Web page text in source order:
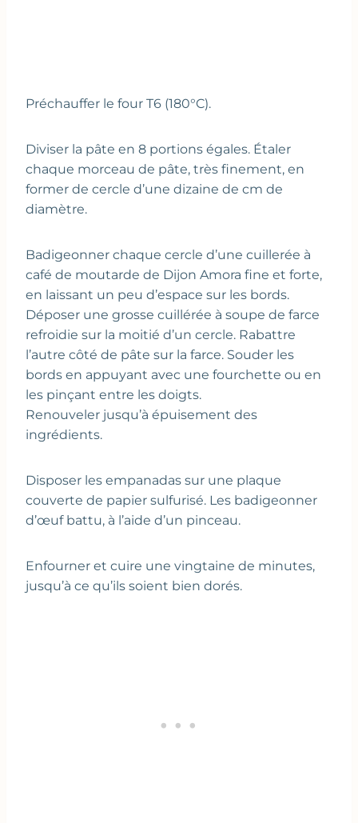
Préchauffer le four T6 (180°C).
Diviser la pâte en 8 portions égales. Étaler
chaque morceau de pâte, très finement, en
former de cercle d’une dizaine de cm de
diamètre.
Badigeonner chaque cercle d’une cuillerée à
café de moutarde de Dijon Amora fine et forte,
en laissant un peu d’espace sur les bords.
Déposer une grosse cuillérée à soupe de farce
refroidie sur la moitié d’un cercle. Rabattre
l’autre côté de pâte sur la farce. Souder les
bords en appuyant avec une fourchette ou en
les pinçant entre les doigts.
Renouveler jusqu’à épuisement des
ingrédients.
Disposer les empanadas sur une plaque
couverte de papier sulfurisé. Les badigeonner
d’œuf battu, à l’aide d’un pinceau.
Enfourner et cuire une vingtaine de minutes,
jusqu’à ce qu’ils soient bien dorés.